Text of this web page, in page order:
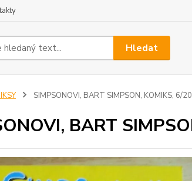
Hledat
SIMPSONOVI, BART SIMPSON, KOMIKS, 6/
BART